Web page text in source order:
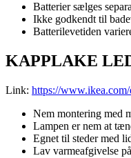
Batterier sælges
Ikke godkendt til
Batterilevetiden
KAPPLAKE
Link: https://
Nem montering med
Lampen er nem at
Egnet til steder med
Lav varmeafgivelse